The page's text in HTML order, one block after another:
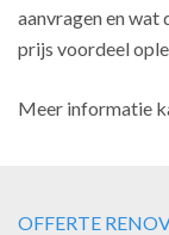
aanvragen en wat
prijs voordeel
Meer informatie
OFFERTE